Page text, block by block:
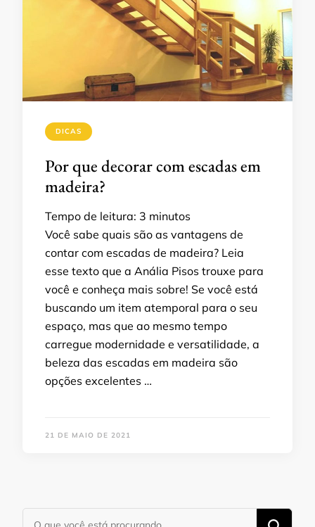
DICAS
Por que decorar com escadas em
madeira?
Tempo de leitura: 3 minutos
Você sabe quais são as vantagens de
contar com escadas de madeira? Leia
esse texto que a Anália Pisos trouxe para
você e conheça mais sobre! Se você está
buscando um item atemporal para o seu
espaço, mas que ao mesmo tempo
carregue modernidade e versatilidade, a
beleza das escadas em madeira são
opções excelentes …
21 DE MAIO DE 2021
Procurando